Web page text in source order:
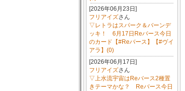
[2026年06月23日]
フリアイズさん
▽レトラはスパーク＆バーンデ
ッキ！ 6月17日Reバース今日
のカード【#Reバース】【#ヴイ
アラ】(0)
[2026年06月17日]
フリアイズさん
▽上水流宇宙はReバース2種置
きテーマかな？ Reバース今日